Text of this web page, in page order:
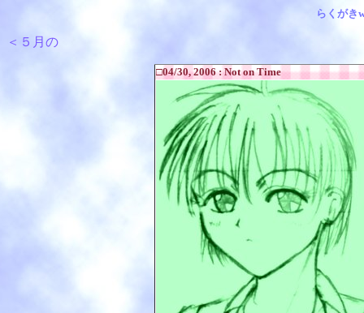
らくがき
＜５月の
□04/30, 2006 : Not on Time